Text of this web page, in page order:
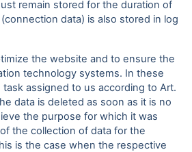
remain stored for the duration of
data) is also stored in log
the website and to ensure the
technology systems. In these
assigned to us according to Art.
data is deleted as soon as it is no
the purpose for which it was
the collection of data for the
is the case when the respective